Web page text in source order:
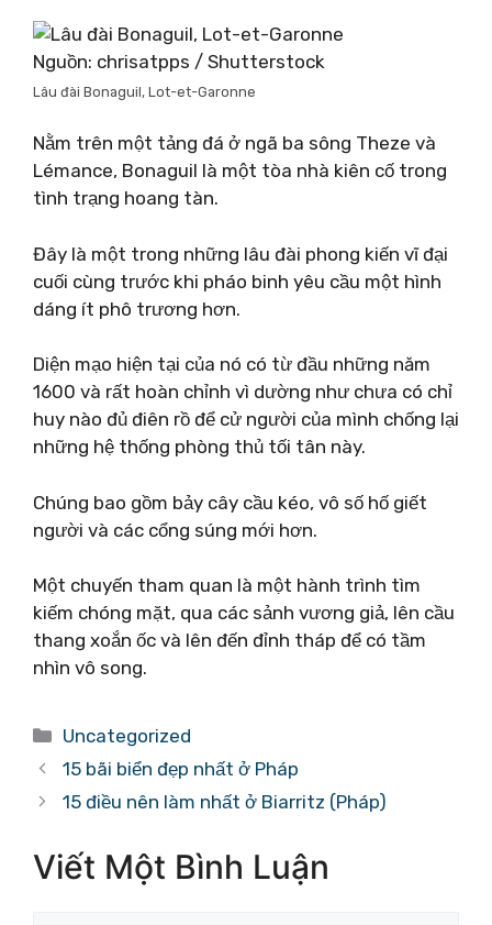
Nguồn: chrisatpps / Shutterstock
Lâu đài Bonaguil, Lot-et-Garonne
Nằm trên một tảng đá ở ngã ba sông Theze và
Lémance, Bonaguil là một tòa nhà kiên cố trong
tình trạng hoang tàn.
Đây là một trong những lâu đài phong kiến ​​vĩ đại
cuối cùng trước khi pháo binh yêu cầu một hình
dáng ít phô trương hơn.
Diện mạo hiện tại của nó có từ đầu những năm
1600 và rất hoàn chỉnh vì dường như chưa có chỉ
huy nào đủ điên rồ để cử người của mình chống lại
những hệ thống phòng thủ tối tân này.
Chúng bao gồm bảy cây cầu kéo, vô số hố giết
người và các cổng súng mới hơn.
Một chuyến tham quan là một hành trình tìm
kiếm chóng mặt, qua các sảnh vương giả, lên cầu
thang xoắn ốc và lên đến đỉnh tháp để có tầm
nhìn vô song.
Danh
mục
Uncategorized
15 bãi biển đẹp nhất ở Pháp
15 điều nên làm nhất ở Biarritz (Pháp)
Viết Một Bình Luận